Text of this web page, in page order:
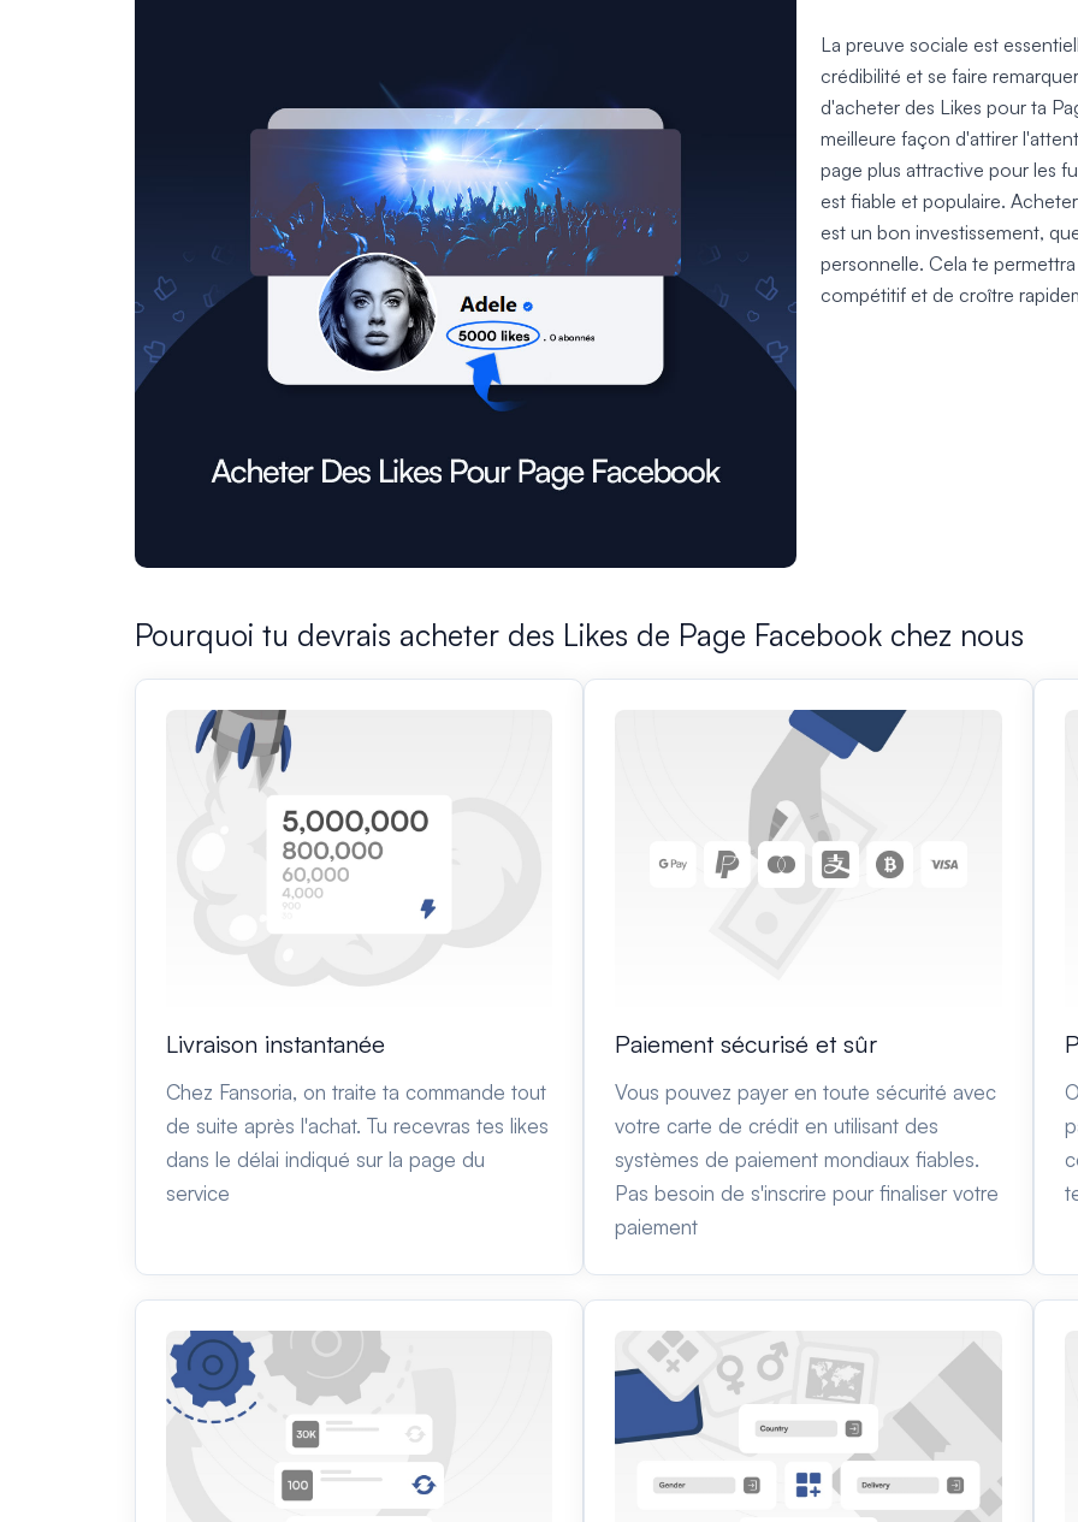
La preuve sociale est
crédibilité et se faire
d'acheter des Likes pour ta
meilleure façon d'attirer
page plus attractive pour les
est fiable et populaire.
est un bon investissement,
personnelle. Cela te
compétitif et de croître
Pourquoi tu devrais acheter des Likes de Page Facebook chez nous
Livraison instantanée
Chez Fansoria, on traite ta commande tout
de suite après l'achat. Tu recevras tes likes
dans le délai indiqué sur la page du
service
Paiement sécurisé et sûr
Vous pouvez payer en toute sécurité avec
votre carte de crédit en utilisant des
systèmes de paiement mondiaux fiables.
Pas besoin de s'inscrire pour finaliser votre
paiement